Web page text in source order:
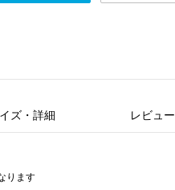
ズ・詳細 レビュー
ります